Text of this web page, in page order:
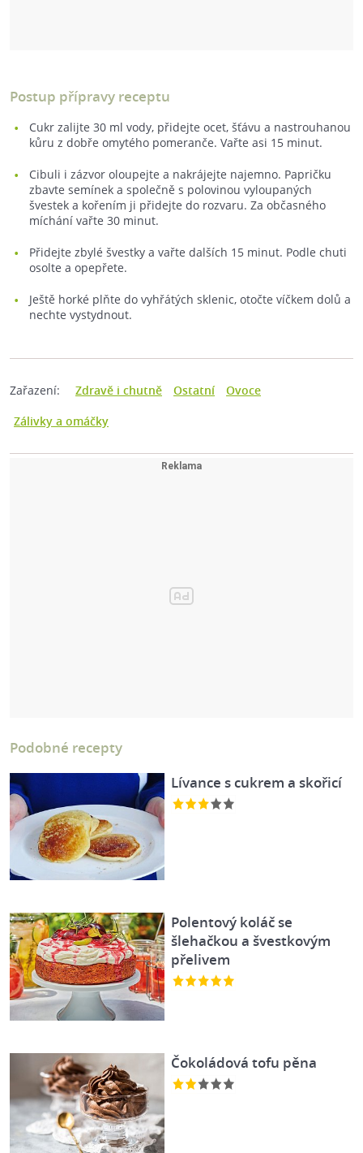
Postup přípravy receptu
Cukr zalijte 30 ml vody, přidejte ocet, šťávu a nastrouhanou
kůru z dobře omytého pomeranče. Vařte asi 15 minut.
Cibuli i zázvor oloupejte a nakrájejte najemno. Papričku
zbavte semínek a společně s polovinou vyloupaných
švestek a kořením ji přidejte do rozvaru. Za občasného
míchání vařte 30 minut.
Přidejte zbylé švestky a vařte dalších 15 minut. Podle chuti
osolte a opepřete.
Ještě horké plňte do vyhřátých sklenic, otočte víčkem dolů a
nechte vystydnout.
Zařazení: Zdravě i chutně Ostatní
Ovoce
Zálivky a omáčky
Podobné recepty
Lívance s cukrem a skořicí
Polentový koláč se
šlehačkou a švestkovým
přelivem
Čokoládová tofu pěna